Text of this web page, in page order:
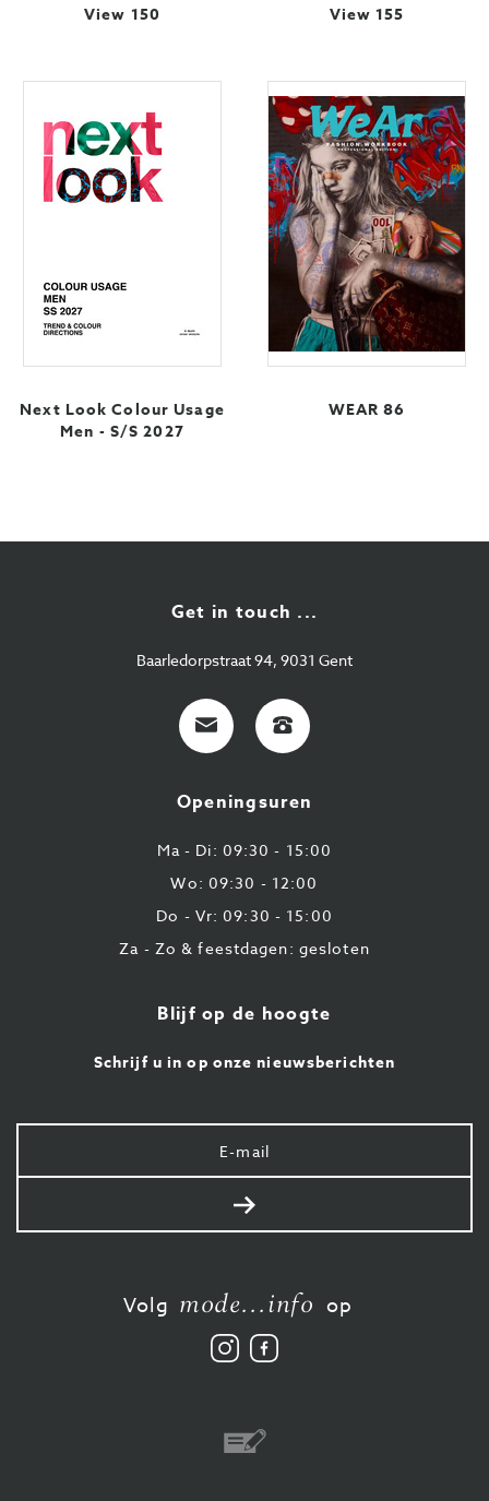
View 150 View 155
Next Look Colour Usage
Men - S/S 2027
WEAR 86
Get in touch ...
Baarledorpstraat 94, 9031 Gent
E-
mail
+32
9
43
87
Openingsuren
Ma - Di: 09:30 - 15:00
Wo: 09:30 - 12:00
Do - Vr: 09:30 - 15:00
Za - Zo & feestdagen: gesloten
Blijf op de hoogte
Schrijf u in op onze nieuwsberichten
Uw
e-
mail
Verstuur
Volg mode...info op
Volg
ons
Vind
ons
Overschrijving